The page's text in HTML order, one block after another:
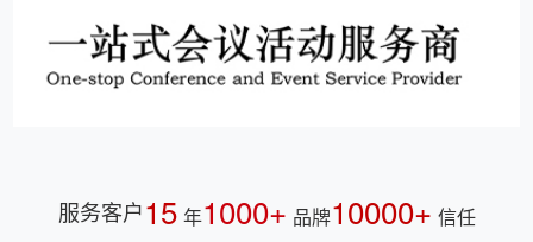
服务客户15 年1000+ 品牌10000+ 信任